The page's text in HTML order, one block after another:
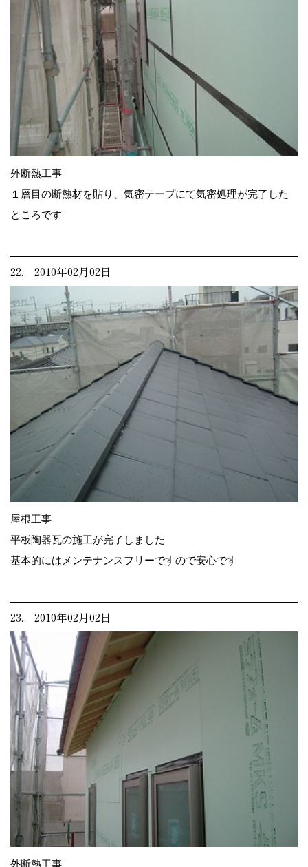
外断熱工事
１層目の断熱材を貼り、気密テープにて気密処理が完了した
ところです
22. 2010年02月02日
屋根工事
平板陶器瓦の施工が完了しました
基本的にはメンテナンスフリーですので安心です
23. 2010年02月02日
外断熱工事